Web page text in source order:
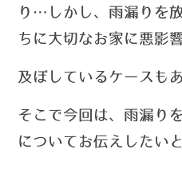
り…しかし、雨漏りを
ちに大切なお家に悪影
及ぼしているケースも
そこで今回は、雨漏り
についてお伝えしたい